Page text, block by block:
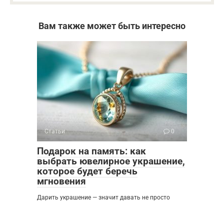
Вам также может быть интересно
Статьи 0
Подарок на память: как
выбрать ювелирное украшение,
которое будет беречь
мгновения
Дарить украшение — значит давать не просто